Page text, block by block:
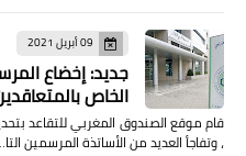
09 أبريل 2021
جديد: إخضاع
الخاص
، وتفاجأ العديد من الأساتذة المرسمين